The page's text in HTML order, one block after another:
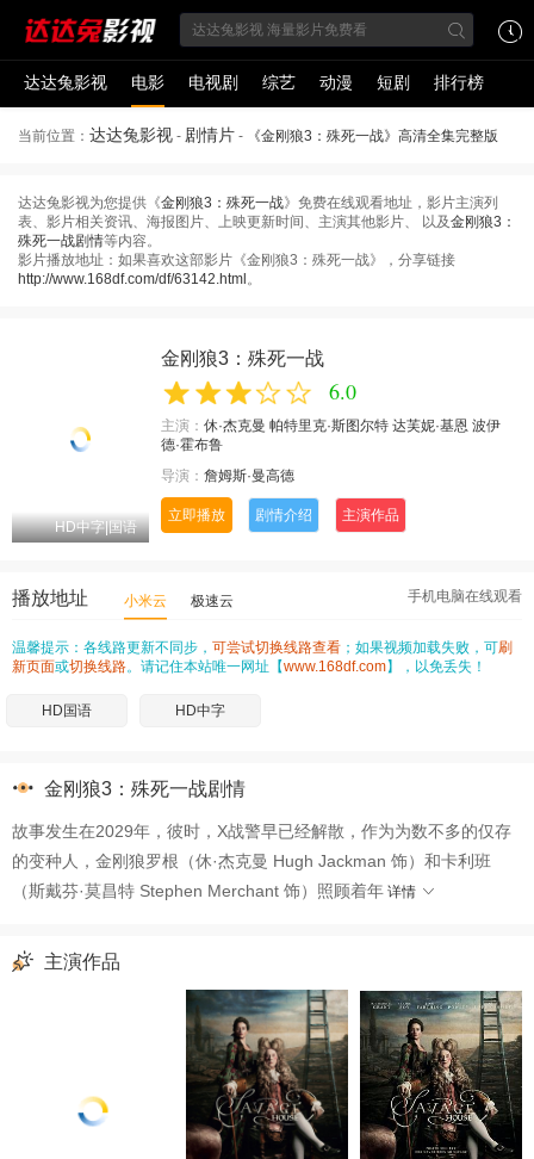
达达兔影视 电影 电视剧 综艺 动漫 短剧 排行榜
当前位置： 达达兔影视 - 剧情片 - 《金刚狼3：殊死一战》高清全集完整版
达达兔影视为您提供《金刚狼3：殊死一战》免费在线观看地址，影片主演列
表、影片相关资讯、海报图片、上映更新时间、主演其他影片、 以及金刚狼3：
殊死一战剧情等内容。
影片播放地址：如果喜欢这部影片《金刚狼3：殊死一战》，分享链接
http://www.168df.com/df/63142.html 。
HD中字|国语
金刚狼3：殊死一战
6.0
主演： 休·杰克曼 帕特里克·斯图尔特 达芙妮·基恩 波伊
德·霍布鲁
导演： 詹姆斯·曼高德
立即播放 剧情介绍 主演作品
手机电脑在线观看
播放地址 小米云 极速云
温馨提示：各线路更新不同步， 可尝试切换线路查看 ；如果视频加载失败，可刷
新页面或切换线路。请记住本站唯一网址【www.168df.com】，以免丢失！
HD国语 HD中字
金刚狼3：殊死一战剧情
故事发生在2029年，彼时，X战警早已经解散，作为为数不多的仅存
的变种人，金刚狼罗根（休·杰克曼 Hugh Jackman 饰）和卡利班
（斯戴芬·莫昌特 Stephen Merchant 饰）照顾着年 详情
主演作品